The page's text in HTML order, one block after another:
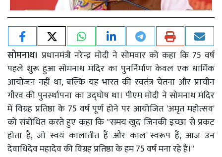
सोमनाथ। प्रधानमंत्री नरेन्द्र मोदी ने सोमवार को कहा कि 75 वर्ष
पहले शुरू हुआ सोमनाथ मंदिर का पुनर्निर्माण केवल एक धार्मिक
आयोजन नहीं था, बल्कि यह भारत की स्वतंत्र चेतना और प्राचीन
गौरव की पुनर्स्थापना का उद्घोष था। पीएम मोदी ने सोमनाथ मंदिर
में विग्रह प्रतिष्ठा के 75 वर्ष पूर्ण होने पर आयोजित 'अमृत महोत्सव'
को संबोधित करते हुए कहा कि "समय खुद जिनकी इच्छा से प्रकट
होता है, जो स्वयं कालातीत हैं और काल स्वरूप हैं, आज उन
देवाधिदेव महादेव की विग्रह प्रतिष्ठा के हम 75 वर्ष मना रहे हैं।"